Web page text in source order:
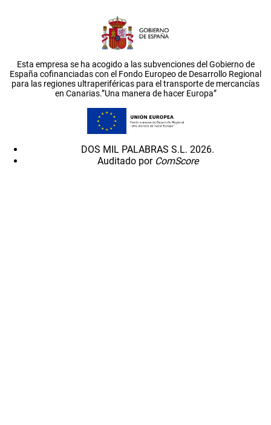
Esta empresa se ha acogido a las subvenciones del Gobierno de
España cofinanciadas con el Fondo Europeo de Desarrollo Regional
para las regiones ultraperiféricas para el transporte de mercancías
en Canarias.”Una manera de hacer Europa”
DOS MIL PALABRAS S.L. 2026.
Auditado por ComScore